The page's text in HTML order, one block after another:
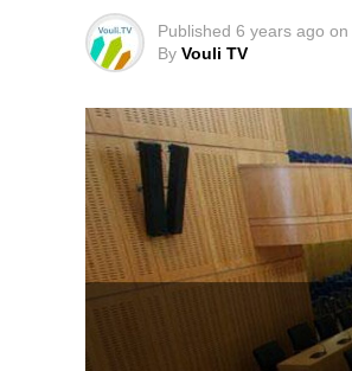
Published 6 years ago on
By Vouli TV